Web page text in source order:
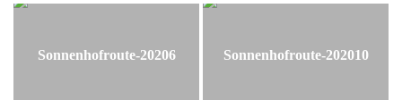
Sonnenhofroute-20206 Sonnenhofroute-202010